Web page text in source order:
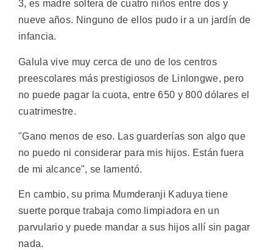
3, es madre soltera de cuatro niños entre dos y
nueve años. Ninguno de ellos pudo ir a un jardín de
infancia.
Galula vive muy cerca de uno de los centros
preescolares más prestigiosos de Linlongwe, pero
no puede pagar la cuota, entre 650 y 800 dólares el
cuatrimestre.
"Gano menos de eso. Las guarderías son algo que
no puedo ni considerar para mis hijos. Están fuera
de mi alcance", se lamentó.
En cambio, su prima Mumderanji Kaduya tiene
suerte porque trabaja como limpiadora en un
parvulario y puede mandar a sus hijos allí sin pagar
nada.